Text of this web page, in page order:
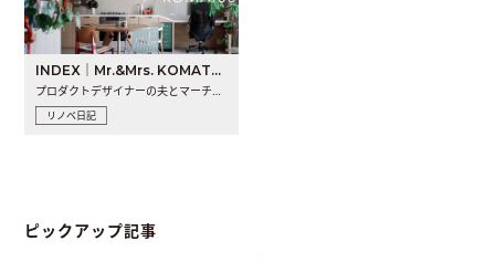
INDEX｜Mr.&Mrs. KOMATSU renovation diary
プロダクトデザイナーの夫とマーチャンダイザーの妻が、夫婦で..
リノベ日記
ピックアップ記事